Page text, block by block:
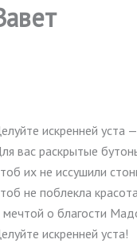
искренней уста —
вас раскрытые
их не иссушили
не поблекла
мечтой о благости
искренней уста!